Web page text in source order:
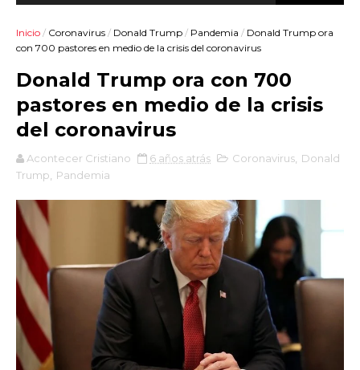
Inicio / Coronavirus / Donald Trump / Pandemia / Donald Trump ora
con 700 pastores en medio de la crisis del coronavirus
Donald Trump ora con 700
pastores en medio de la crisis
del coronavirus
Acontecer Cristiano 6 años atrás Coronavirus Donald
Trump
Pandemia